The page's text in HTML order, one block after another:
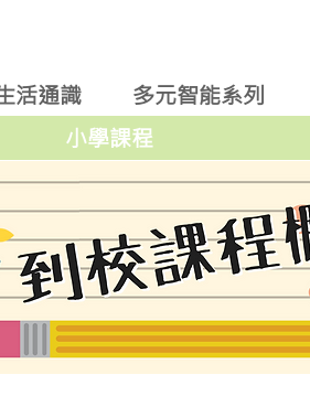
活通識
多元智能系列
小學課程